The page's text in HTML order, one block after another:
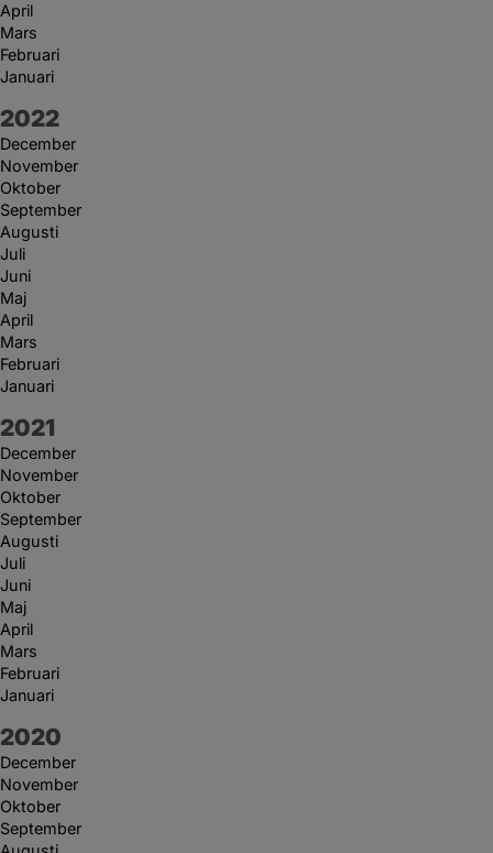
April
Mars
Februari
Januari
År:
2022
December
November
Oktober
September
Augusti
Juli
Juni
Maj
April
Mars
Februari
Januari
År:
2021
December
November
Oktober
September
Augusti
Juli
Juni
Maj
April
Mars
Februari
Januari
År:
2020
December
November
Oktober
September